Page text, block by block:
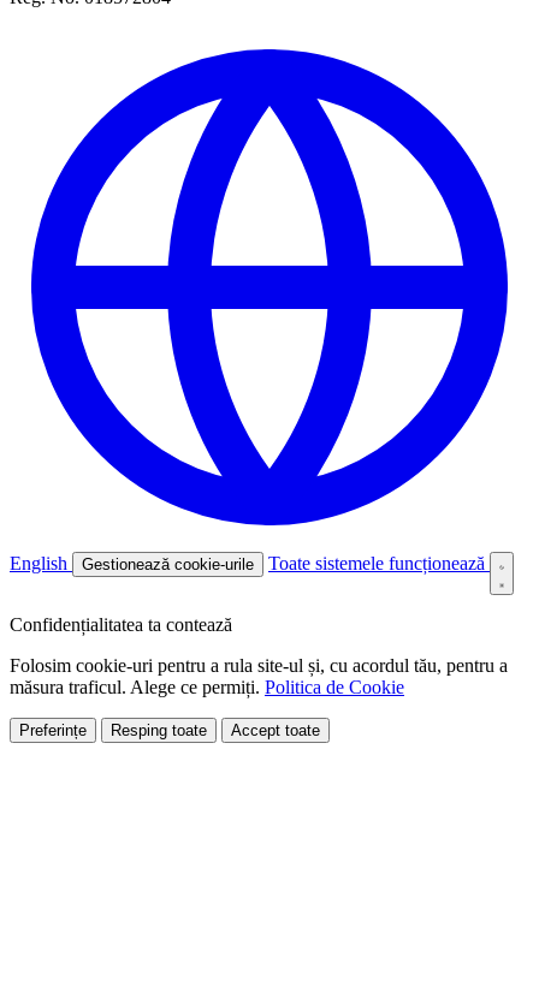
English Gestionează cookie-urile Toate sistemele funcționează
Confidențialitatea ta contează
Folosim cookie-uri pentru a rula site-ul și, cu acordul tău, pentru a
măsura traficul. Alege ce permiți. Politica de Cookie
Preferințe Resping toate Accept toate